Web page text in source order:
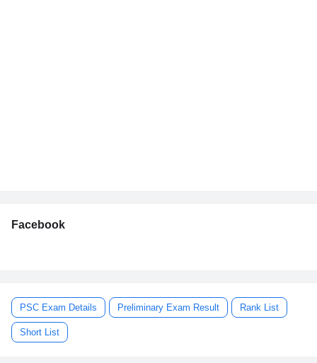
Facebook
PSC Exam Details Preliminary Exam Result Rank List
Short List